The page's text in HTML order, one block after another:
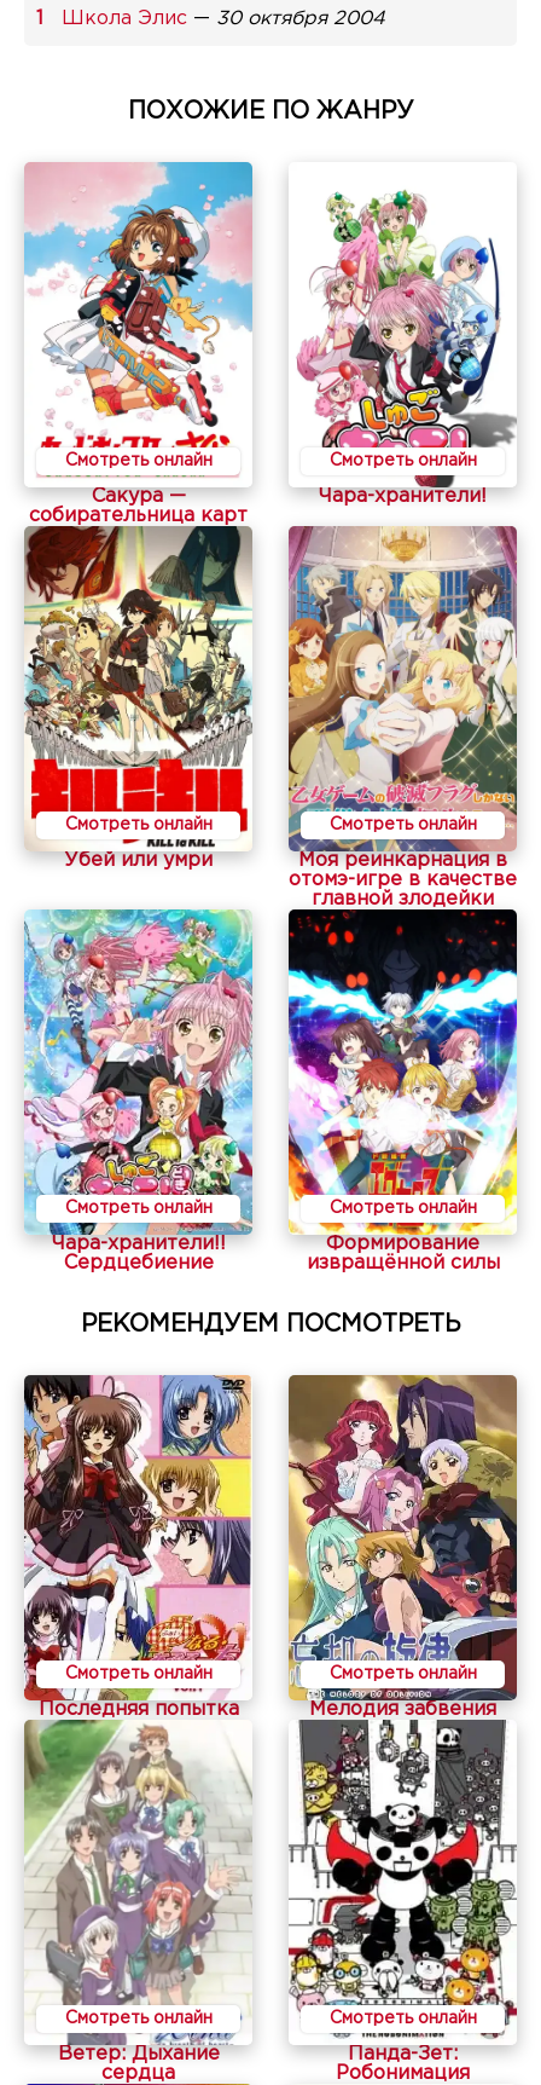
Школа Элис — 30 октября 2004
ПОХОЖИЕ ПО ЖАНРУ
Смотреть онлайн
Сакура —
собирательница карт
Смотреть онлайн
Чара-хранители!
Смотреть онлайн
Убей или умри
Смотреть онлайн
Моя реинкарнация в
отомэ-игре в качестве
главной злодейки
Смотреть онлайн
Чара-хранители!!
Сердцебиение
Смотреть онлайн
Формирование
извращённой силы
РЕКОМЕНДУЕМ ПОСМОТРЕТЬ
Смотреть онлайн
Последняя попытка
Смотреть онлайн
Мелодия забвения
Смотреть онлайн
Ветер: Дыхание
сердца
Смотреть онлайн
Панда-Зет:
Робонимация